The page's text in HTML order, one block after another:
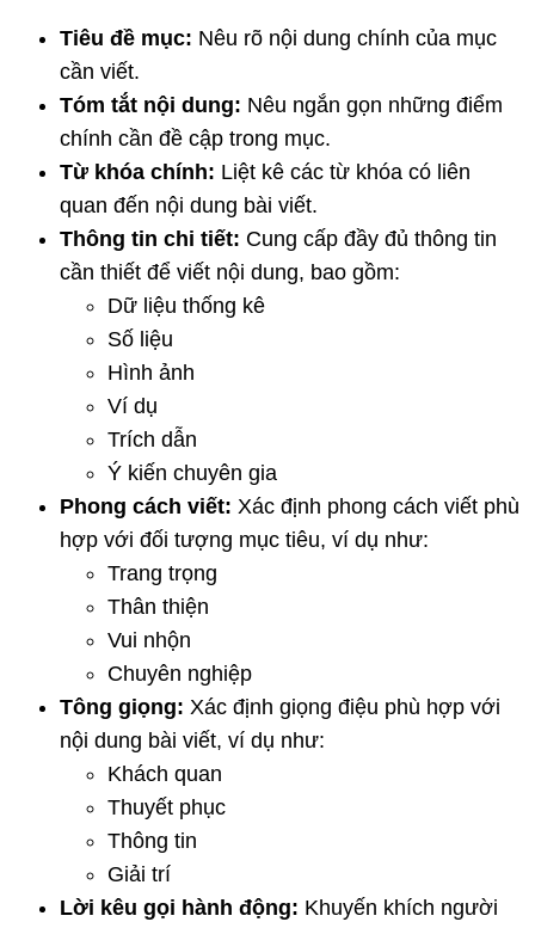
Tiêu đề mục: Nêu rõ nội dung chính của mục
cần viết.
Tóm tắt nội dung: Nêu ngắn gọn những điểm
chính cần đề cập trong mục.
Từ khóa chính: Liệt kê các từ khóa có liên
quan đến nội dung bài viết.
Thông tin chi tiết: Cung cấp đầy đủ thông tin
cần thiết để viết nội dung, bao gồm:
Dữ liệu thống kê
Số liệu
Hình ảnh
Ví dụ
Trích dẫn
Ý kiến chuyên gia
Phong cách viết: Xác định phong cách viết phù
hợp với đối tượng mục tiêu, ví dụ như:
Trang trọng
Thân thiện
Vui nhộn
Chuyên nghiệp
Tông giọng: Xác định giọng điệu phù hợp với
nội dung bài viết, ví dụ như:
Khách quan
Thuyết phục
Thông tin
Giải trí
Lời kêu gọi hành động: Khuyến khích người